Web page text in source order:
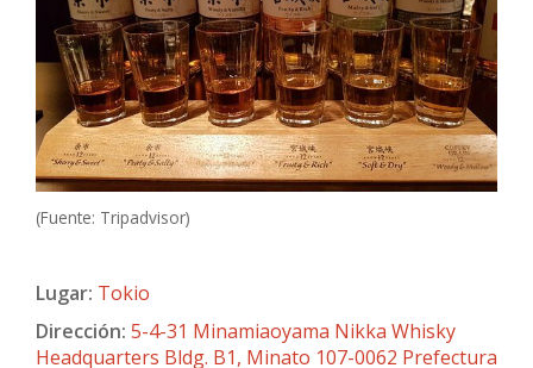
(Fuente: Tripadvisor)
Lugar: Tokio
Dirección: 5-4-31 Minamiaoyama Nikka Whisky
Headquarters Bldg. B1, Minato 107-0062 Prefectura